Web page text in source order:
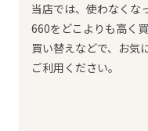
当店では、使わなくな
660をどこよりも高く
買い替えなどで、お気
ご利用ください。